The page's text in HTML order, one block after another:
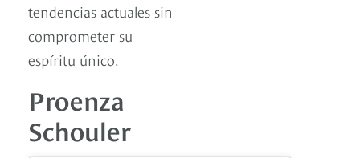
tendencias actuales sin
comprometer su
espíritu único.
Proenza
Schouler